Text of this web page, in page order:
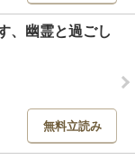
、幽霊と過ごし
無料立読み